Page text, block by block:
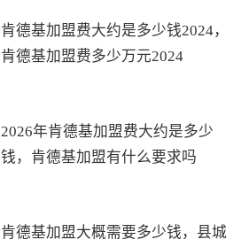
肯德基加盟费大约是多少钱2024，
肯德基加盟费多少万元2024
2026年肯德基加盟费大约是多少
钱，肯德基加盟有什么要求吗
肯德基加盟大概需要多少钱，县城